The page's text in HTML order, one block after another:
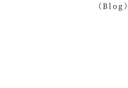
（Blog）